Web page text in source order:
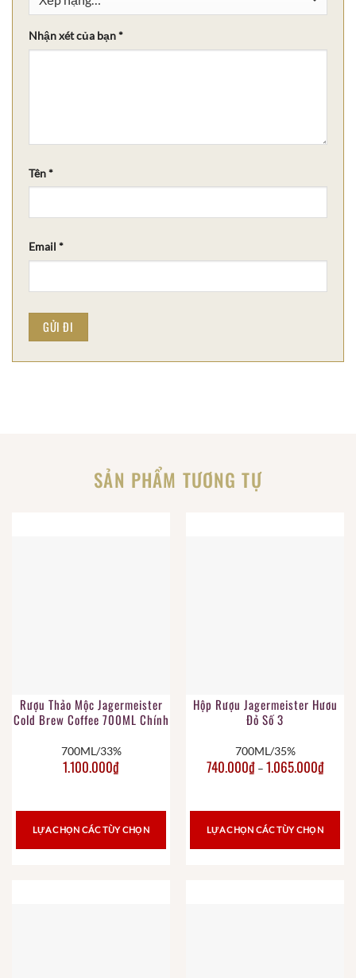
Nhận xét của bạn*
Tên*
Email *
SẢN PHẨM TƯƠNG TỰ
Rượu Thảo Mộc Jagermeister
Cold Brew Coffee 700ML Chính
700ML/33%
1.100.000₫
LỰA CHỌN CÁC TÙY CHỌN
Hộp Rượu Jagermeister Hươu
Đỏ Số 3
700ML/35%
740.000₫ – 1.065.000₫
LỰA CHỌN CÁC TÙY CHỌN